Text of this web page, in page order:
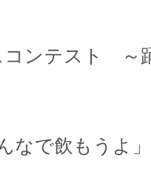
コンテスト ～
なで飲もうよ